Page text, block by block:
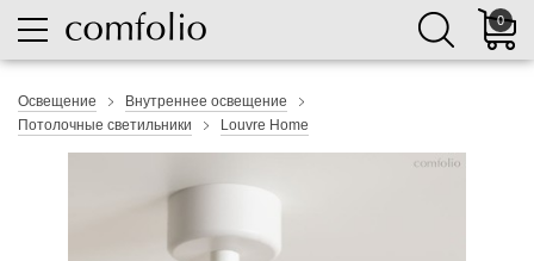
0
Освещение
Внутреннее освещение
Потолочные светильники
Louvre Home